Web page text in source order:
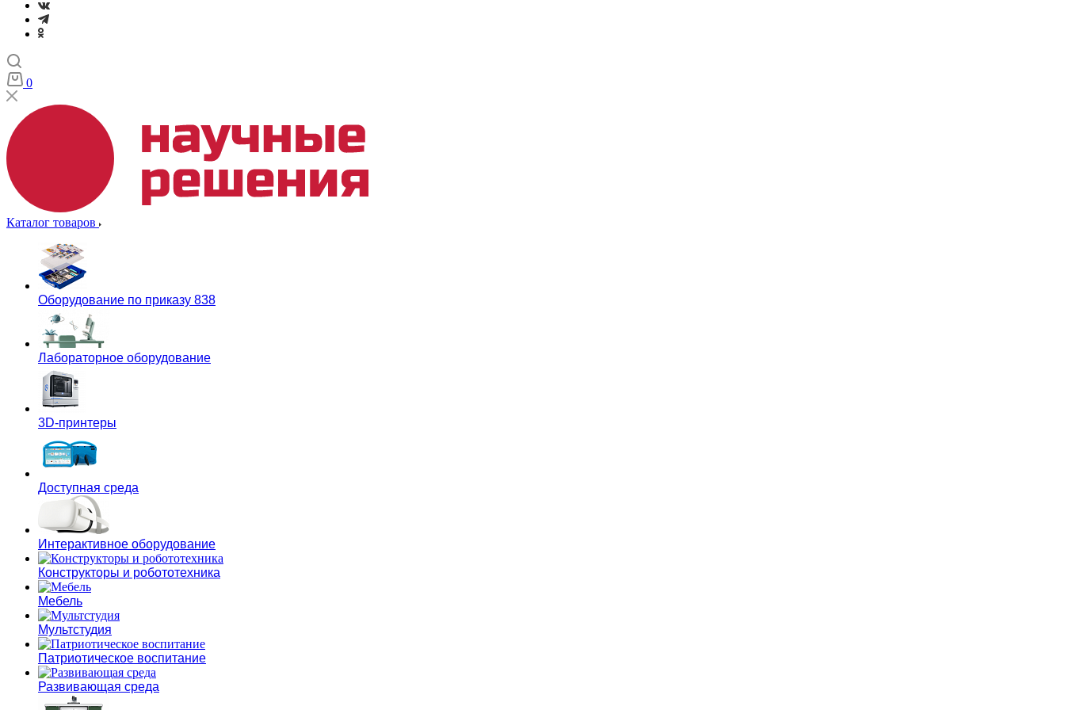
0
Каталог товаров
Оборудование по приказу 838
Лабораторное оборудование
3D-принтеры
Доступная среда
Интерактивное оборудование
Конструкторы и робототехника
Мебель
Мультстудия
Патриотическое воспитание
Развивающая среда